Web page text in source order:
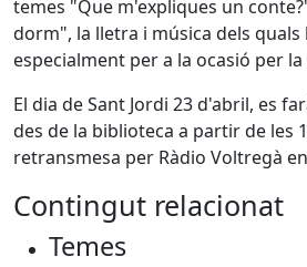
temes "Que m'expliques un
dorm", la lletra i música dels quals
especialment per a la ocasió per
El dia de Sant Jordi 23 d'abril, es
des de la biblioteca a partir de les
retransmesa per Ràdio Voltregà
Contingut relacionat
Temes